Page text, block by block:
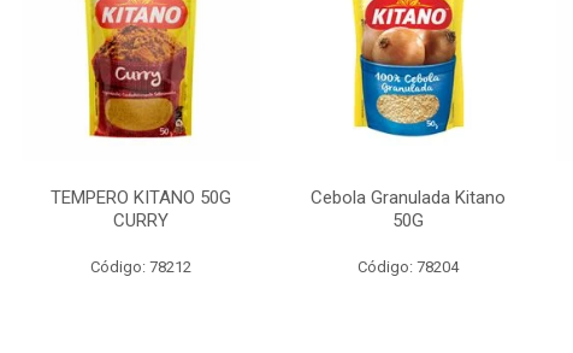
TEMPERO KITANO 50G
CURRY
Código: 78212
Cebola Granulada Kitano
50G
Código: 78204